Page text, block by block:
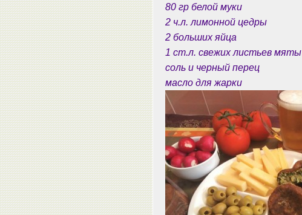
80 гр белой муки
2 ч.л. лимонной цедры
2 больших яйца
1 ст.л. свежих листьев мяты
соль и черный перец
масло для жарки